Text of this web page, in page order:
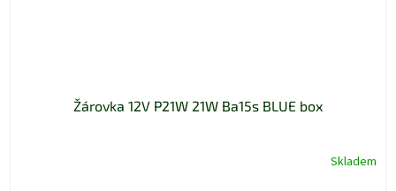
Žárovka 12V P21W 21W Ba15s BLUE box
Skladem